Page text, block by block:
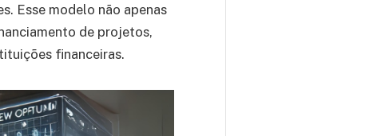
Esse modelo não apenas
de projetos,
financeiras.